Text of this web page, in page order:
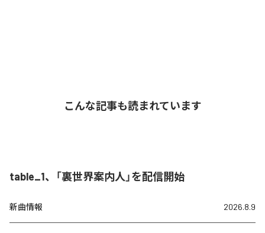
こんな記事も読まれています
table_1、「裏世界案内人」を配信開始
新曲情報 2026.8.9